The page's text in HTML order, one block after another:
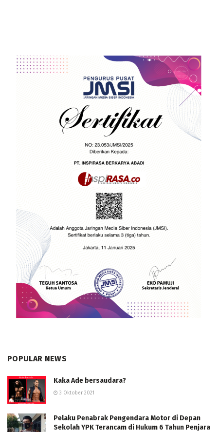
POPULAR NEWS
Kaka Ade bersaudara?
3 Oktober 2021
Pelaku Penabrak Pengendara Motor di Depan
Sekolah YPK Terancam di Hukum 6 Tahun Penjara